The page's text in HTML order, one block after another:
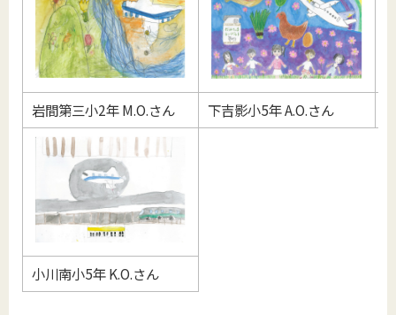
岩間第三小2年 M.O.さん 下吉影小5年 A.O.さん
小川南小5年 K.O.さん